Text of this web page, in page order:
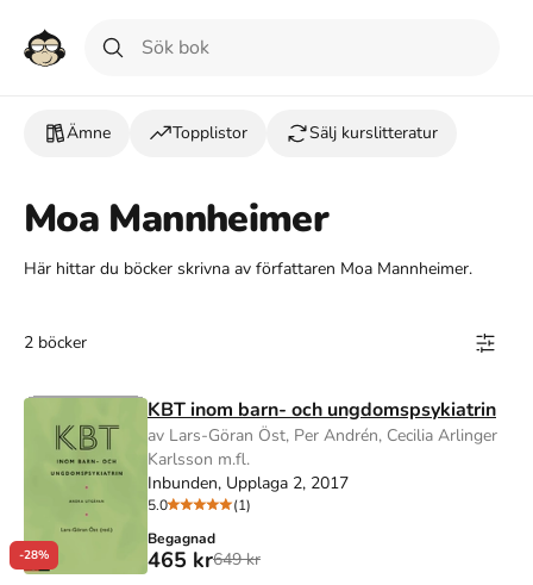
Ämne Topplistor Sälj kurslitteratur
Moa Mannheimer
Här hittar du böcker skrivna av författaren Moa Mannheimer.
2 böcker
-28%
KBT inom barn- och ungdomspsykiatrin
av Lars-Göran Öst, Per Andrén, Cecilia Arlinger
Karlsson m.fl.
Inbunden, Upplaga 2, 2017
5.0
(1)
Begagnad
465 kr649 kr